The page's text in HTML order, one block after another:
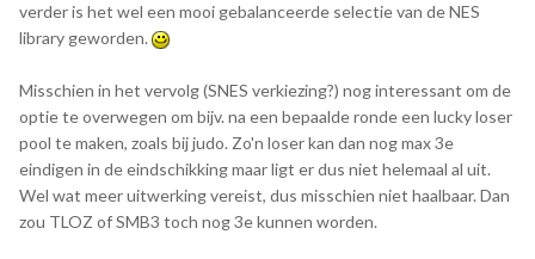
verder is het wel een mooi gebalanceerde selectie van de NES
library geworden.
Misschien in het vervolg (SNES verkiezing?) nog interessant om de
optie te overwegen om bijv. na een bepaalde ronde een lucky loser
pool te maken, zoals bij judo. Zo'n loser kan dan nog max 3e
eindigen in de eindschikking maar ligt er dus niet helemaal al uit.
Wel wat meer uitwerking vereist, dus misschien niet haalbaar. Dan
zou TLOZ of SMB3 toch nog 3e kunnen worden.